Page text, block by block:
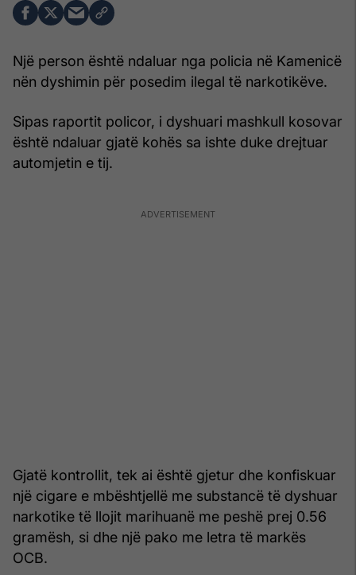
Një person është ndaluar nga policia në Kamenicë
nën dyshimin për posedim ilegal të narkotikëve.
Sipas raportit policor, i dyshuari mashkull kosovar
është ndaluar gjatë kohës sa ishte duke drejtuar
automjetin e tij.
Gjatë kontrollit, tek ai është gjetur dhe konfiskuar
një cigare e mbështjellë me substancë të dyshuar
narkotike të llojit marihuanë me peshë prej 0.56
gramësh, si dhe një pako me letra të markës
OCB.